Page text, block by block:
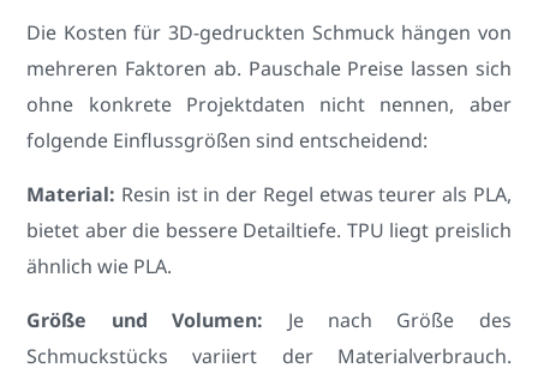
Die Kosten für 3D-gedruckten Schmuck hängen von
mehreren Faktoren ab. Pauschale Preise lassen sich
ohne konkrete Projektdaten nicht nennen, aber
folgende Einflussgrößen sind entscheidend:
Material: Resin ist in der Regel etwas teurer als PLA,
bietet aber die bessere Detailtiefe. TPU liegt preislich
ähnlich wie PLA.
Größe und Volumen: Je nach Größe des
Schmuckstücks variiert der Materialverbrauch.